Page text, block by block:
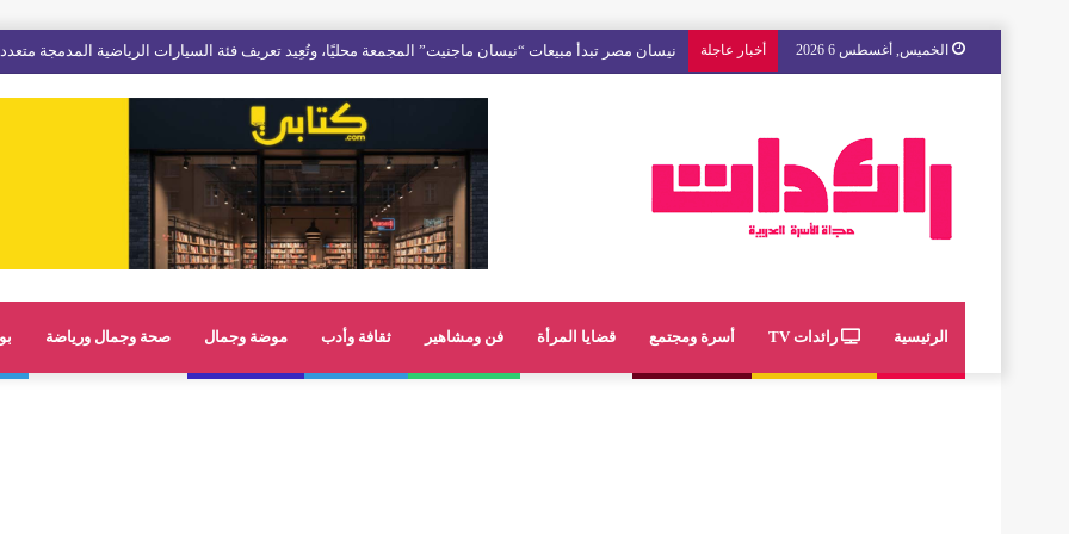
الخميس, أغسطس 6 2026 أخبار عاجلة نيسان مصر تبدأ مبيعات “نيسان ماجنيت” المجمعة محليًا، وتُعِيد تعريف فئة السيارات الرياضية المدمجة
الرئيسية رائدات TV أسرة ومجتمع قضايا المرأة فن ومشاهير ثقافة وأدب موضة وجمال صحة وجمال ورياضة